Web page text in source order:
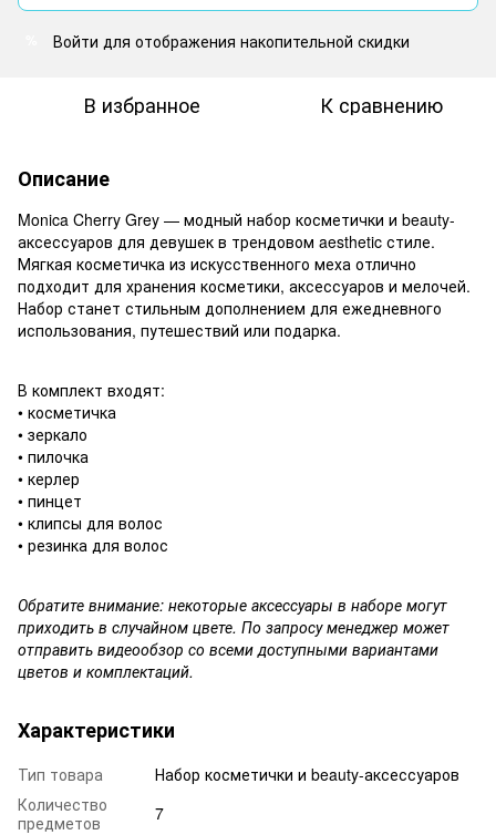
Войти для отображения накопительной скидки
В избранное К сравнению
Описание
Monica Cherry Grey — модный набор косметички и beauty-
аксессуаров для девушек в трендовом aesthetic стиле.
Мягкая косметичка из искусственного меха отлично
подходит для хранения косметики, аксессуаров и мелочей.
Набор станет стильным дополнением для ежедневного
использования, путешествий или подарка.
В комплект входят:
• косметичка
• зеркало
• пилочка
• керлер
• пинцет
• клипсы для волос
• резинка для волос
Обратите внимание: некоторые аксессуары в наборе могут
приходить в случайном цвете. По запросу менеджер может
отправить видеообзор со всеми доступными вариантами
цветов и комплектаций.
Характеристики
Тип товара
Набор косметички и beauty-аксессуаров
Количество
предметов
7